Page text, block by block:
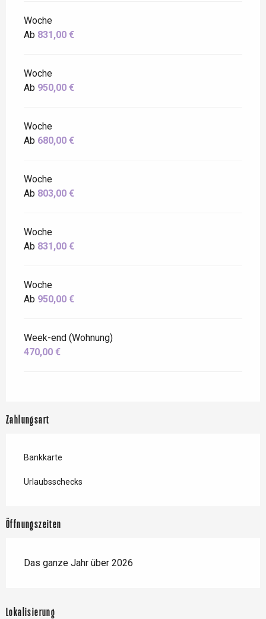
Woche
Ab 831,00 €
Woche
Ab 950,00 €
Woche
Ab 680,00 €
Woche
Ab 803,00 €
Woche
Ab 831,00 €
Woche
Ab 950,00 €
Week-end (Wohnung)
470,00 €
Zahlungsart
Bankkarte
Urlaubsschecks
Öffnungszeiten
Das ganze Jahr über 2026
Lokalisierung